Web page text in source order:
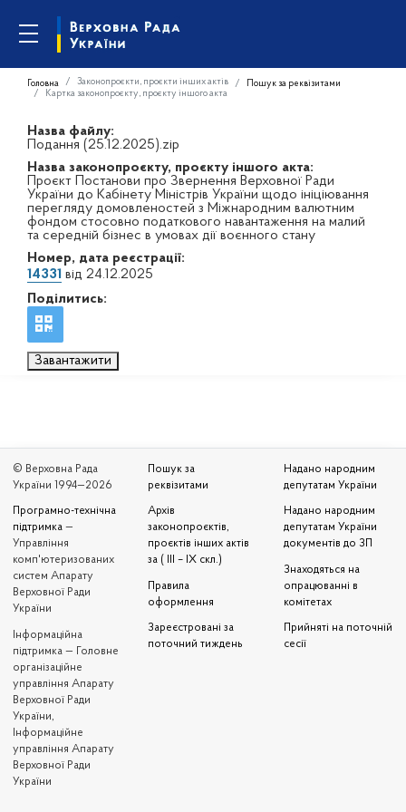
Головна Законопроєкти, проєкти інших актів
Пошук за реквізитами
Картка законопроєкту, проєкту іншого акта
Назва файлу:
Подання (25.12.2025).zip
Назва законопроєкту, проєкту іншого акта:
Проєкт Постанови про Звернення Верховної Ради
України до Кабінету Міністрів України щодо ініціювання
перегляду домовленостей з Міжнародним валютним
фондом стосовно податкового навантаження на малий
та середній бізнес в умовах дії воєнного стану
Номер, дата реєстрації:
14331 від 24.12.2025
Поділитись:
Завантажити
© Верховна Рада
України 1994—2026
Програмно-технічна
підтримка —
Управління
комп'ютеризованих
систем Апарату
Верховної Ради
України
Iнформаційна
підтримка — Головне
організаційне
управління Апарату
Верховної Ради
України,
Інформаційне
управління Апарату
Верховної Ради
України
Пошук за
реквізитами
Архів
законопроєктів,
проєктів інших актів
за ( III – IX скл.)
Правила
оформлення
Зареєстровані за
поточний тиждень
Надано народним
депутатам України
Надано народним
депутатам України
документів до ЗП
Знаходяться на
опрацюванні в
комітетах
Прийняті на поточній
сесії